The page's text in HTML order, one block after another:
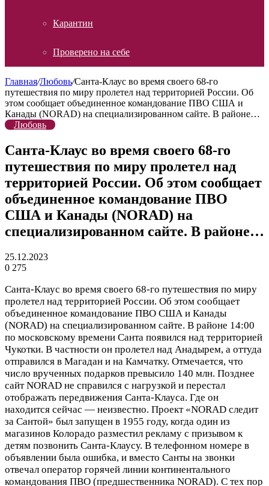
Карантин
Проверено на себе
Главная/Любовь/Санта-Клаус во время своего 68-го
путешествия по миру пролетел над территорией России. Об
этом сообщает объединенное командование ПВО США и
Канады (NORAD) на специализированном сайте. В районе…
Любовь
Санта-Клаус во время своего 68-го
путешествия по миру пролетел над
территорией России. Об этом сообщает
объединенное командование ПВО
США и Канады (NORAD) на
специализированном сайте. В районе…
25.12.2023
0 275
Санта-Клаус во время своего 68-го путешествия по миру
пролетел над территорией России. Об этом сообщает
объединенное командование ПВО США и Канады
(NORAD) на специализированном сайте. В районе 14:00
по московскому времени Санта появился над территорией
Чукотки. В частности он пролетел над Анадырем, а оттуда
отправился в Магадан и на Камчатку. Отмечается, что
число врученных подарков превысило 140 млн. Позднее
сайт NORAD не справился с нагрузкой и перестал
отображать передвижения Санта-Клауса. Где он
находится сейчас — неизвестно. Проект «NORAD следит
за Сантой» был запущен в 1955 году, когда один из
магазинов Колорадо разместил рекламу с призывом к
детям позвонить Санта-Клаусу. В телефонном номере в
объявлении была ошибка, и вместо Санты на звонки
отвечал оператор горячей линии континентального
командования ПВО (предшественника NORAD). С тех пор